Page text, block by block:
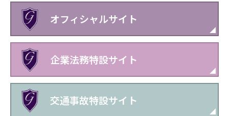
オフィシャルサイト
企業法務特設サイト
交通事故特設サイト